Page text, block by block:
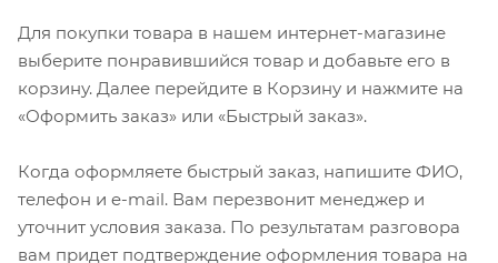
Для покупки товара в нашем интернет-магазине
выберите понравившийся товар и добавьте его в
корзину. Далее перейдите в Корзину и нажмите на
«Оформить заказ» или «Быстрый заказ».
Когда оформляете быстрый заказ, напишите ФИО,
телефон и e-mail. Вам перезвонит менеджер и
уточнит условия заказа. По результатам разговора
вам придет подтверждение оформления товара на